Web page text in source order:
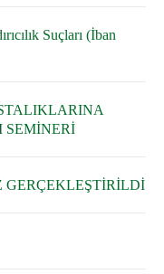
Suçları (İban